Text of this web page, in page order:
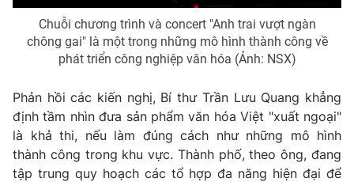
Chuỗi chương trình và concert "Anh trai vượt ngàn
chông gai" là một trong những mô hình thành công về
phát triển công nghiệp văn hóa (Ảnh: NSX)
Phản hồi các kiến nghị, Bí thư Trần Lưu Quang khẳng
định tầm nhìn đưa sản phẩm văn hóa Việt "xuất ngoại"
là khả thi, nếu làm đúng cách như những mô hình
thành công trong khu vực. Thành phố, theo ông, đang
tập trung quy hoạch các tổ hợp đa năng hiện đại để